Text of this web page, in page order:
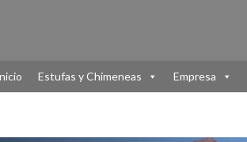
Estufas y Chimeneas Empresa